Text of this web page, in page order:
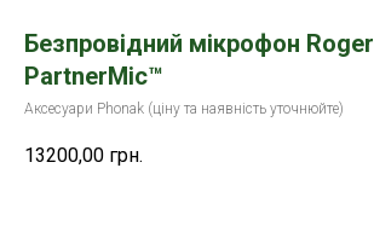
Безпровідний мікрофон Roger
PartnerMic™
Аксесуари Phonak (ціну та наявність уточнюйте)
13200,00 грн.